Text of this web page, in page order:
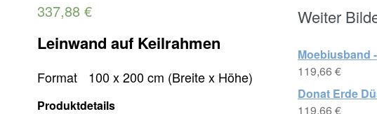
337,88€
Leinwand auf Keilrahmen
Format 100 x 200 cm (Breite x Höhe)
Produktdetails
Weiter
Moebiusband
119,66 €
Donat Erde
119,66 €